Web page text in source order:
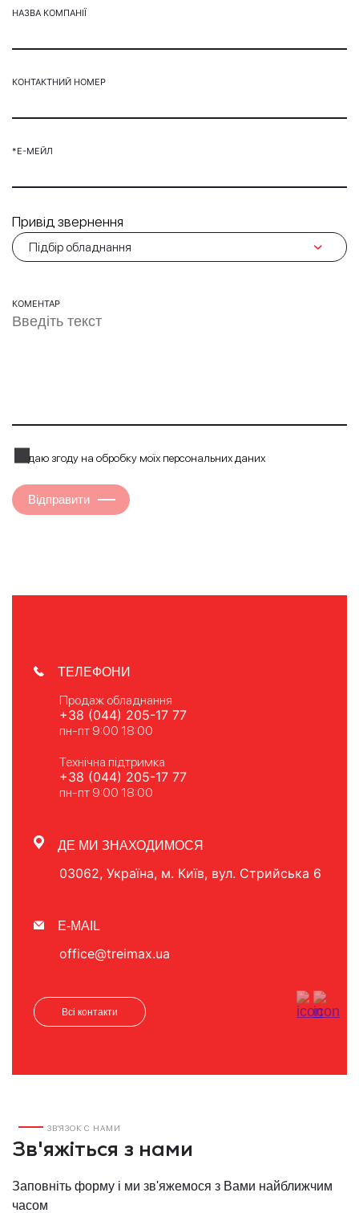
НАЗВА КОМПАНІЇ
КОНТАКТНИЙ НОМЕР
*Е-МЕЙЛ
Привід звернення
КОМЕНТАР
Я даю згоду на обробку моїх персональних даних
Відправити
ТЕЛЕФОНИ
Продаж обладнання
+38 (044) 205-17 77
пн-пт 9:00 18:00
Технічна підтримка
+38 (044) 205-17 77
пн-пт 9:00 18:00
ДЕ МИ ЗНАХОДИМОСЯ
03062, Україна, м. Київ, вул. Стрийська 6
E-MAIL
office@treimax.ua
Всі контакти
ЗВ'ЯЗОК С НАМИ
Зв'яжіться з нами
Заповніть форму і ми зв'яжемося з Вами найближчим
часом